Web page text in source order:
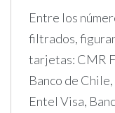
Entre los
filtrados,
tarjetas: CMR
Banco de
Entel Visa,